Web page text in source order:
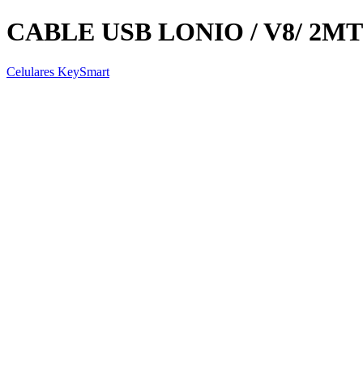
CABLE USB LONIO / V8/
Celulares KeySmart